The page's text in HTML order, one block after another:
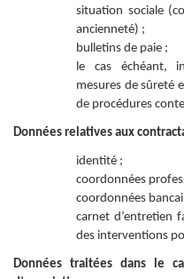
situation sociale
ancienneté) ;
bulletins de paie ;
le cas échéant,
mesures de sûreté
de procédures
Données relatives aux
identité ;
coordonnées
coordonnées
carnet d’entretien
des interventions
Données traitées dans le